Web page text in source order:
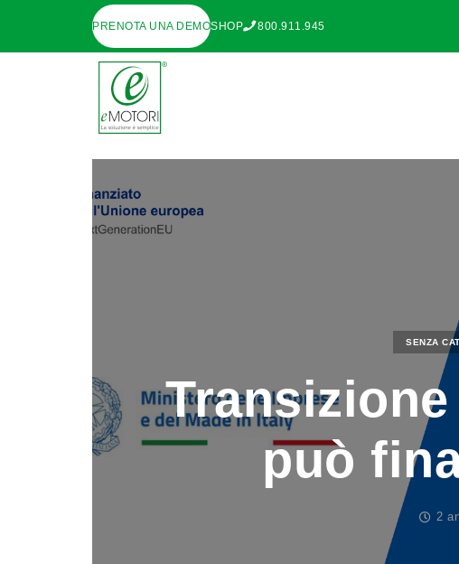
PRENOTA UNA DEMOSHOP 800.911.945
SENZA
può
2